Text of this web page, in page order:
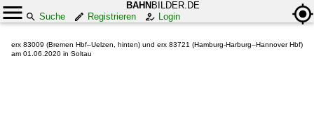
BAHN BILDER.DE
Suche
Registrieren Login
erx 83009 (Bremen Hbf–Uelzen, hinten) und erx 83721 (Hamburg-Harburg–Hannover Hbf)
am 01.06.2020 in Soltau